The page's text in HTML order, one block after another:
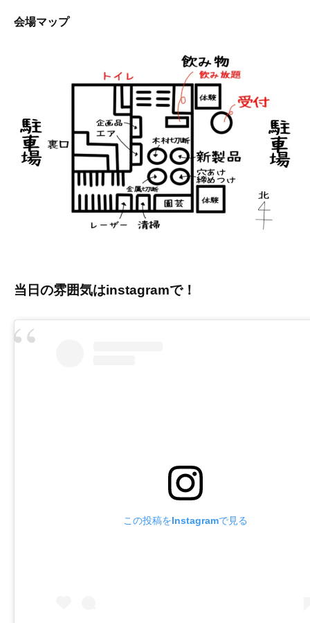
会場マップ
当日の雰囲気はinstagramで！
この投稿をInstagramで見る